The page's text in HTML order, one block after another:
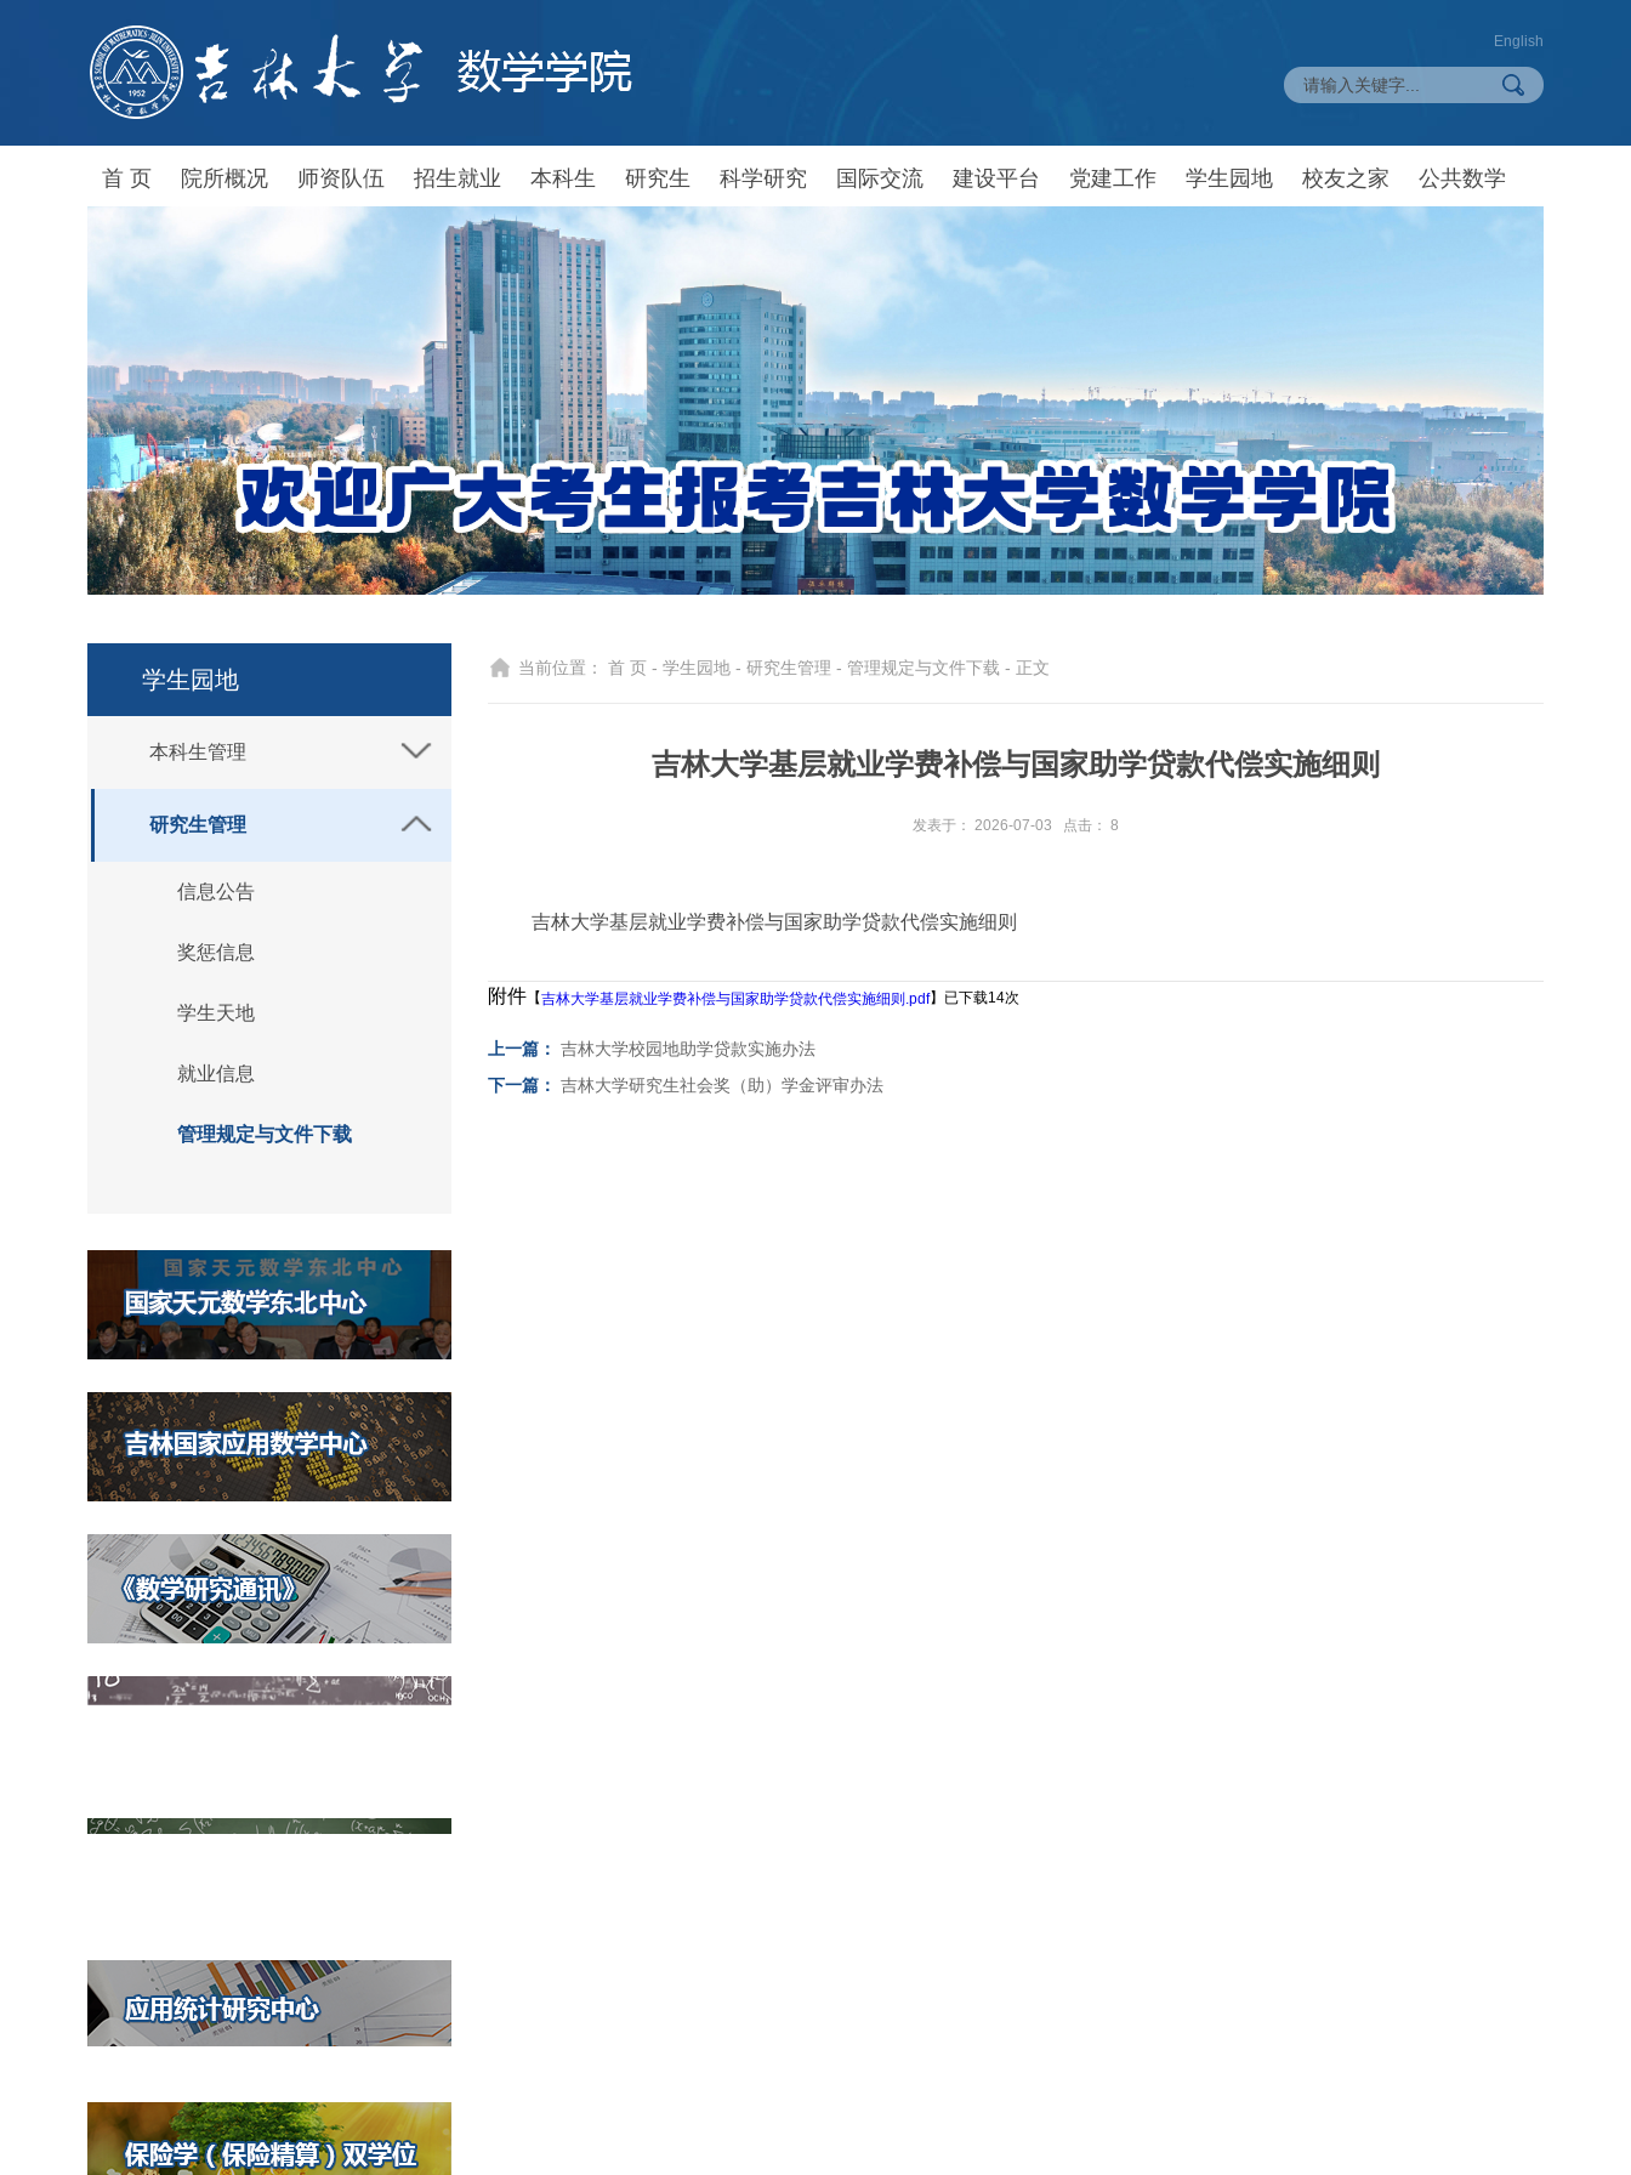
English
首 页 院所概况 师资队伍 招生就业 本科生 研究生 科学研究 国际交流 建设平台 党建工作 学生园地 校友之家 公共数学
学生园地
本科生管理
研究生管理
信息公告
奖惩信息
学生天地
就业信息
管理规定与文件下载
当前位置： 首 页 - 学生园地 - 研究生管理 - 管理规定与文件下载 - 正文
吉林大学基层就业学费补偿与国家助学贷款代偿实施细则
发表于： 2026-07-03 点击： 8
吉林大学基层就业学费补偿与国家助学贷款代偿实施细则
附件 【吉林大学基层就业学费补偿与国家助学贷款代偿实施细则.pdf】已下载14次
上一篇： 吉林大学校园地助学贷款实施办法
下一篇： 吉林大学研究生社会奖（助）学金评审办法